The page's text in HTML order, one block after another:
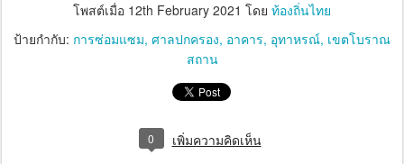
โพสต์เมื่อ 12th February 2021 โดย ท้องถิ่นไทย
ป้ายกำกับ: การซ่อมแซม ศาลปกครอง อาคาร อุทาหรณ์ เขตโบราณ
สถาน
0 เพิ่มความคิดเห็น